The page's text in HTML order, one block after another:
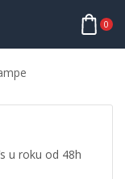
0
u roku od 48h